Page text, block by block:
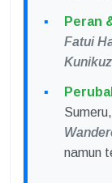
Peran
Fatui
namun